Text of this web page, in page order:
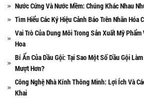
Nước Cứng Và Nước Mềm: Chúng Khác Nhau
Tìm Hiểu Các Ký Hiệu Cảnh Báo Trên Nhãn Hóa
Vai Trò Của Dung Môi Trong Sản Xuất Mỹ Phẩm
Hoa
Bí Ẩn Của Dầu Gội: Tại Sao Một Số Dầu Gội
Mượt Hơn?
Công Nghệ Nhà Kính Thông Minh: Lợi Ích Và
Khai